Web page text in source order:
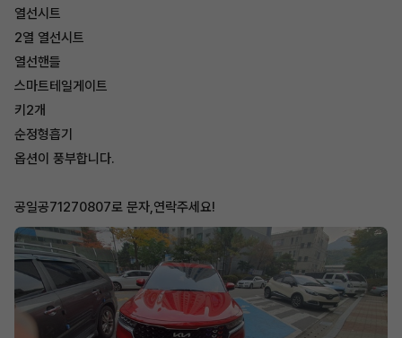
열선시트
2열 열선시트
열선핸들
스마트테일게이트
키2개
순정형흡기
옵션이 풍부합니다.
공일공71270807로 문자,연락주세요!